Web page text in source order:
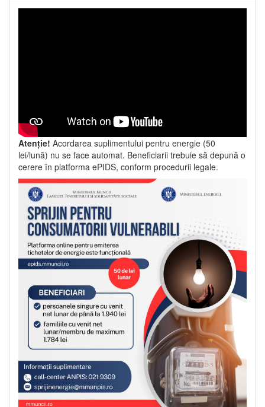
Atenție! Acordarea suplimentului pentru energie (50
lei/lună) nu se face automat. Beneficiarii trebuie să depună o
cerere în platforma ePIDS, conform procedurii legale.